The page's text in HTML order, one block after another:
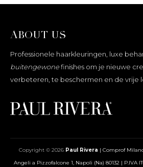
ABOUT US
Professionele haarkleuringen, luxe
buitengewonefinishes om je nieuwe
verbeteren, te beschermen en de vrije
Copyright © 2026 Paul Rivera | Comprof
Angeli a Pizzofalcone 1, Napoli (Na) 80132 | P.IVA